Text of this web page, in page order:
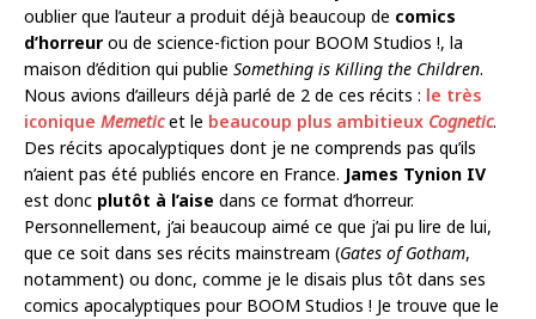
oublier que l’auteur a produit déjà beaucoup de comics
d’horreur ou de science-fiction pour BOOM Studios !, la
maison d’édition qui publie Something is Killing the Children.
Nous avions d’ailleurs déjà parlé de 2 de ces récits : le très
iconique Memeticet le beaucoup plus ambitieux Cognetic.
Des récits apocalyptiques dont je ne comprends pas qu’ils
n’aient pas été publiés encore en France. James Tynion IV
est donc plutôt à l’aise dans ce format d’horreur.
Personnellement, j’ai beaucoup aimé ce que j’ai pu lire de lui,
que ce soit dans ses récits mainstream (Gates of Gotham,
notamment) ou donc, comme je le disais plus tôt dans ses
comics apocalyptiques pour BOOM Studios ! Je trouve que le